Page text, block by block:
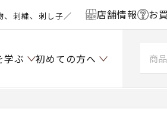
、刺繍、刺し子／ 店舗情報 お
学ぶ 初めての方へ